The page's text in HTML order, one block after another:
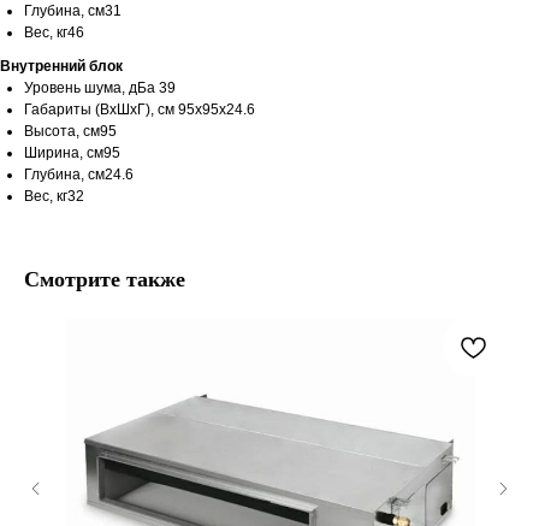
Глубина, см31
Вес, кг46
Внутренний блок
Уровень шума, дБа 39
Габариты (ВхШхГ), см 95x95х24.6
Высота, см95
Ширина, см95
Глубина, см24.6
Вес, кг32
Смотрите также